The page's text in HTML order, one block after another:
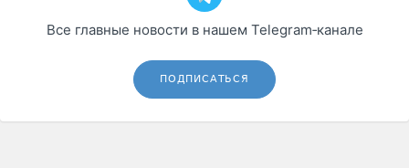
Все главные новости в нашем Telegram‑канале
ПОДПИСАТЬСЯ